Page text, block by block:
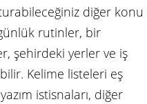
diğer konu
rutinler, bir
şehirdeki yerler ve iş
Kelime listeleri eş
istisnaları, diğer